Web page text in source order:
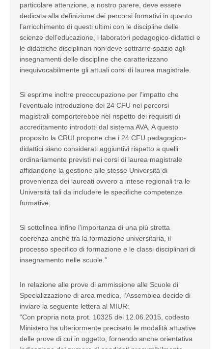
particolare attenzione, a nostro parere, deve essere
dedicata alla definizione dei percorsi formativi in quanto
l’arricchimento di questi ultimi con le discipline delle
scienze dell’educazione, i laboratori pedagogico-didattici e
le didattiche disciplinari non deve sottrarre spazio agli
insegnamenti delle discipline che caratterizzano
inequivocabilmente gli attuali corsi di laurea magistrale.
Si esprime inoltre preoccupazione per l’impatto che
l’eventuale introduzione dei 24 CFU nei percorsi
magistrali comporterebbe nel rispetto dei requisiti di
accreditamento introdotti dal sistema AVA. A questo
proposito la CRUI propone che i 24 CFU pedagogico-
didattici siano considerati aggiuntivi rispetto a quelli
ordinariamente previsti nei corsi di laurea magistrale
affidandone la gestione alle stesse Università di
provenienza dei laureati ovvero a intese regionali tra le
Università tali da includere le specifiche competenze
formative.
Si sottolinea infine l’importanza di una più stretta
coerenza anche tra la formazione universitaria, il
processo specifico di formazione e le classi disciplinari di
insegnamento nelle scuole.”
In relazione alle prove di ammissione alle Scuole di
Specializzazione di area medica, l’Assemblea decide di
inviare la seguente lettera al MIUR:
“Con propria nota prot. 10325 del 12.06.2015, codesto
Ministero ha ulteriormente precisato le modalità attuative
delle prove di cui in oggetto, fornendo anche orientativa